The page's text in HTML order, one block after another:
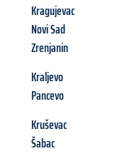
Kragujevac
Novi Sad
Zrenjanin
Kraljevo
Pancevo
Kruševac
Šabac